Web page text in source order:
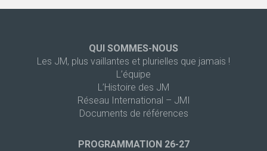
QUI SOMMES-NOUS
Les JM, plus vaillantes et plurielles que jamais !
L’équipe
L’Histoire des JM
Réseau International – JMI
Documents de références
PROGRAMMATION 26-27